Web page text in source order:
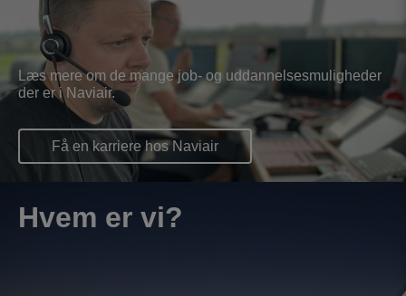
Læs mere om de mange job- og uddannelsesmuligheder
der er i Naviair.
Få en karriere hos Naviair
Hvem er vi?